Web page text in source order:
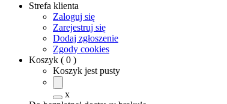
Strefa klienta
Zaloguj się
Zarejestruj się
Dodaj zgłoszenie
Zgody cookies
Koszyk ( 0 )
Koszyk jest pusty
x